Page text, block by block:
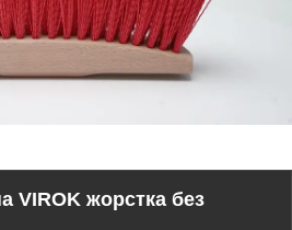
VIROK жорстка без